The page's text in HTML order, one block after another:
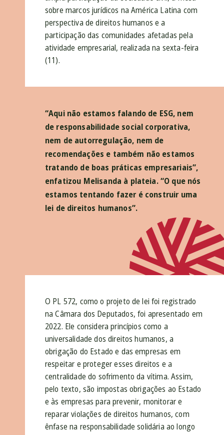
sobre marcos jurídicos na América Latina com
perspectiva de direitos humanos e a
participação das comunidades afetadas pela
atividade empresarial, realizada na sexta-feira
(11).
“Aqui não estamos falando de ESG, nem
de responsabilidade social corporativa,
nem de autorregulação, nem de
recomendações e também não estamos
tratando de boas práticas empresariais”,
enfatizou Melisanda à plateia. “O que nós
estamos tentando fazer é construir uma
lei de direitos humanos”.
O PL 572, como o projeto de lei foi registrado
na Câmara dos Deputados, foi apresentado em
2022. Ele considera princípios como a
universalidade dos direitos humanos, a
obrigação do Estado e das empresas em
respeitar e proteger esses direitos e a
centralidade do sofrimento da vítima. Assim,
pelo texto, são impostas obrigações ao Estado
e às empresas para prevenir, monitorar e
reparar violações de direitos humanos, com
ênfase na responsabilidade solidária ao longo